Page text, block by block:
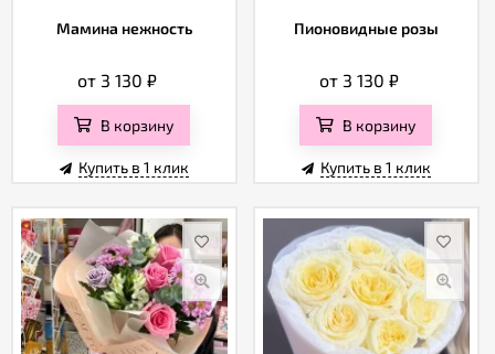
Мамина нежность
от 3 130₽
В корзину
Купить в 1 клик
Пионовидные розы
от 3 130₽
В корзину
Купить в 1 клик